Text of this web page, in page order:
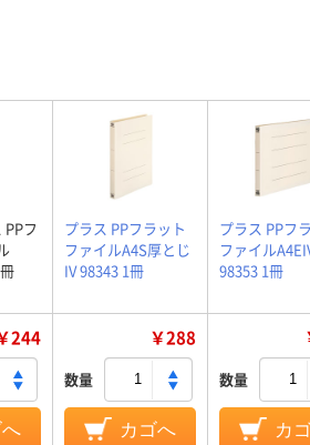
PPフ
プラス PPフラット
ファイルA4S厚とじ
IV 98343 1冊
プラス PPフ
ファイル
98353 1冊
244 ￥288
数量
カゴへ
数量
カ